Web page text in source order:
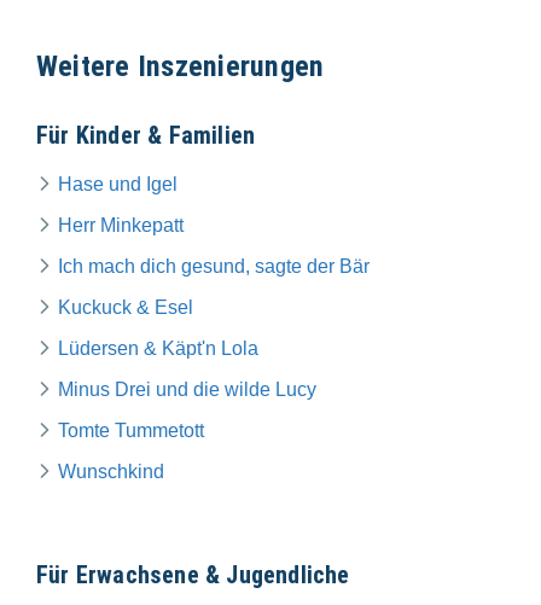
Weitere Inszenierungen
Für Kinder & Familien
Hase und Igel
Herr Minkepatt
Ich mach dich gesund, sagte der Bär
Kuckuck & Esel
Lüdersen & Käpt'n Lola
Minus Drei und die wilde Lucy
Tomte Tummetott
Wunschkind
Für Erwachsene & Jugendliche